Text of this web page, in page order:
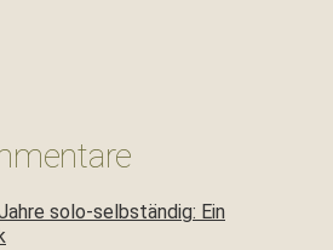
solo-selbständig: Ein